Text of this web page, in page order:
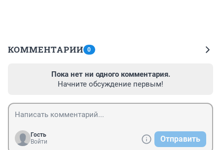
КОММЕНТАРИИ 0
Пока нет ни одного комментария.
Начните обсуждение первым!
Гость
Войти
Отправить